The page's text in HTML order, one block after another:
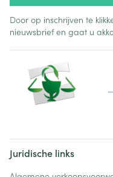
Door op inschrijven te
nieuwsbrief en gaat u
Juridische links